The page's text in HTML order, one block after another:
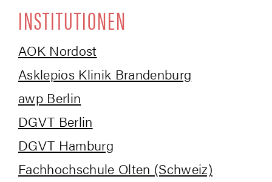
INSTI­TU­TIO­NEN
AOK Nord­ost
Askle­pi­os Kli­nik Brandenburg
awp Ber­lin
DGVT Ber­lin
DGVT Ham­burg
Fach­hoch­schu­le Olten (Schweiz)